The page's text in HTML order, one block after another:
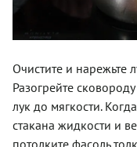
Очистите и нарежьте
Разогрейте
лук до мягкости.
стакана жидкости и